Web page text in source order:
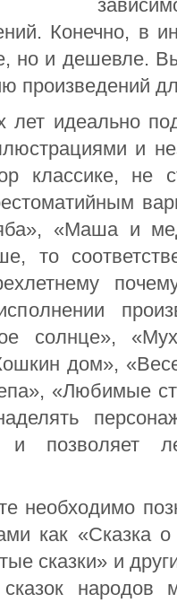
Конечно, в
но и дешевле.
произведений
идеально
и
классике, не
«Маша и
то
солнце»,
дом»,
«Любимые
и позволяет
необходимо
как «Сказка
сказки» и
народов